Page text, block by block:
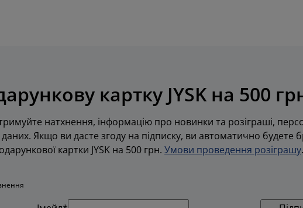
картку JYSK на 500
натхнення, інформацію про новинки та розіграші,
Якщо ви дасте згоду на підписку, ви автоматично будете
картки JYSK на 500 грн. Умови проведення розіграшу.